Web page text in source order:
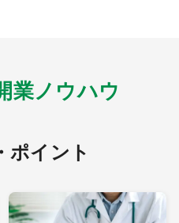
業ノウハウ
ポイント